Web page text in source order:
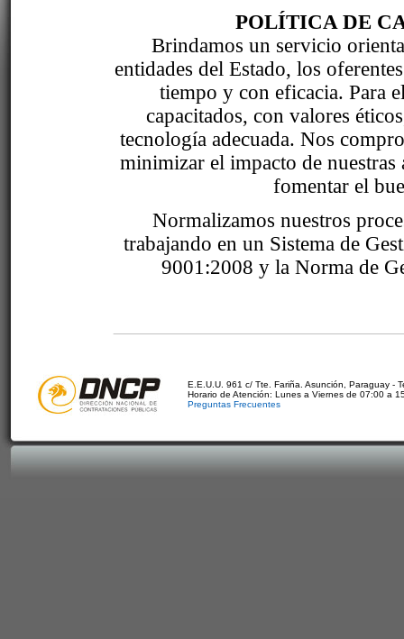
POLÍTICA DE
Brindamos un servicio
entidades del Estado, los
tiempo y con eficacia. Para
capacitados, con valores
tecnología adecuada. Nos
minimizar el impacto de
fomentar el
Normalizamos nuestros
trabajando en un Sistema de
9001:2008 y la Norma de
E.E.U.U. 961 c/ Tte. Fariña. Asunción, Paraguay -
Horario de Atención: Lunes a Viernes de 07:00 a
Preguntas Frecuentes